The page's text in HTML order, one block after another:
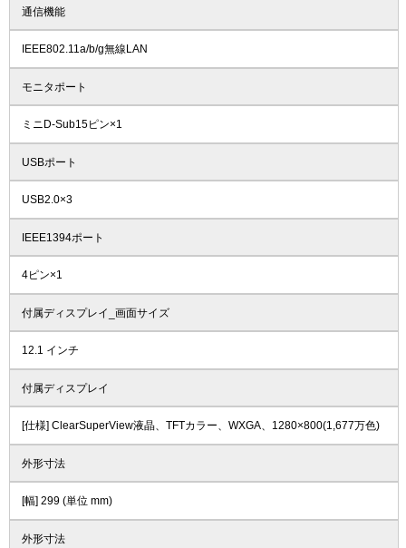
通信機能
IEEE802.11a/b/g無線LAN
モニタポート
ミニD-Sub15ピン×1
USBポート
USB2.0×3
IEEE1394ポート
4ピン×1
付属ディスプレイ_画面サイズ
12.1 インチ
付属ディスプレイ
[仕様] ClearSuperView液晶、TFTカラー、WXGA、1280×800(1,677万色)
外形寸法
[幅] 299 (単位 mm)
外形寸法